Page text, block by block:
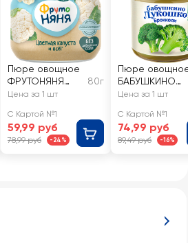
Пюре овощное
ФРУТОНЯНЯ
Цветная
месяцев
80г
Цена за 1 шт
С Картой №1
59,99 руб
78,99 руб -24%
Пюре
БАБУШКИНО
ЛУКОШКО
месяцев
Цена за 1 шт
С Картой №1
74,99 руб
89,49 руб -16%